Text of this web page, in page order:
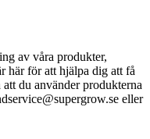
av våra produkter,
här för att hjälpa dig att få
du använder produkterna
eller